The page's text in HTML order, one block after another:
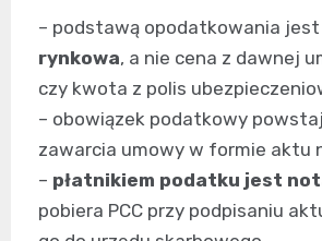
– podstawą opodatkowania jest
rynkowa, a nie cena z dawnej
czy kwota z polis
– obowiązek podatkowy
zawarcia umowy w formie aktu
– płatnikiem podatku jest
pobiera PCC przy podpisaniu